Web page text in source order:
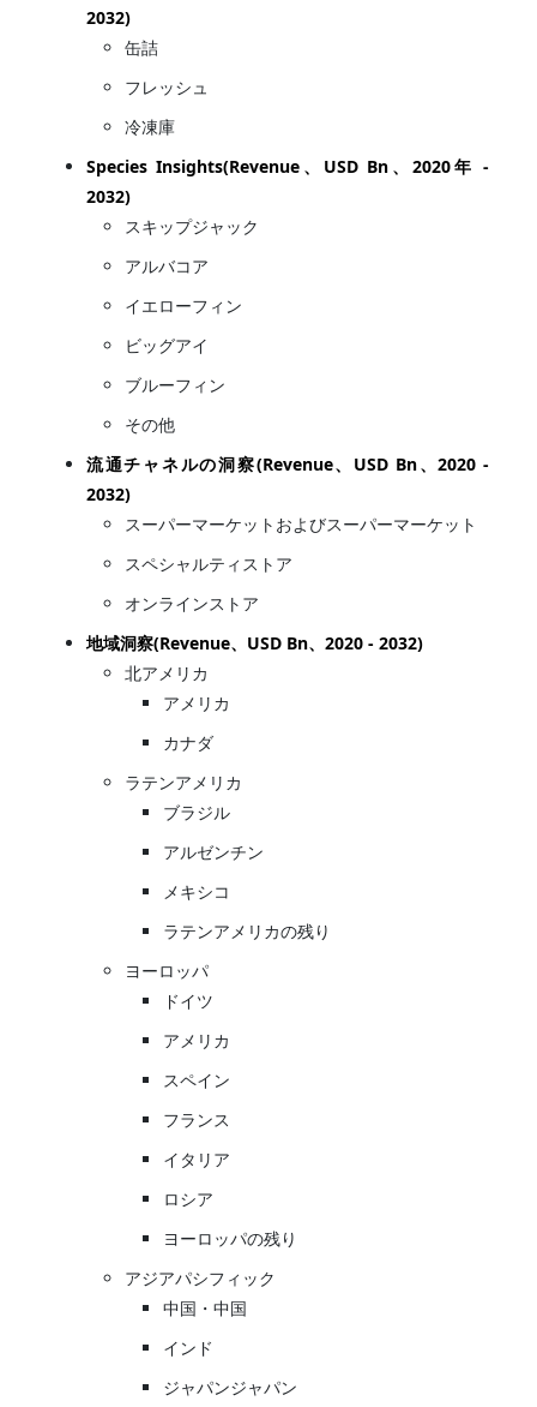
2032)
缶詰
フレッシュ
冷凍庫
Species Insights(Revenue、USD Bn、2020年 -
2032)
スキップジャック
アルバコア
イエローフィン
ビッグアイ
ブルーフィン
その他
流通チャネルの洞察(Revenue、USD Bn、2020 -
2032)
スーパーマーケットおよびスーパーマーケット
スペシャルティストア
オンラインストア
地域洞察(Revenue、USD Bn、2020 - 2032)
北アメリカ
アメリカ
カナダ
ラテンアメリカ
ブラジル
アルゼンチン
メキシコ
ラテンアメリカの残り
ヨーロッパ
ドイツ
アメリカ
スペイン
フランス
イタリア
ロシア
ヨーロッパの残り
アジアパシフィック
中国・中国
インド
ジャパンジャパン